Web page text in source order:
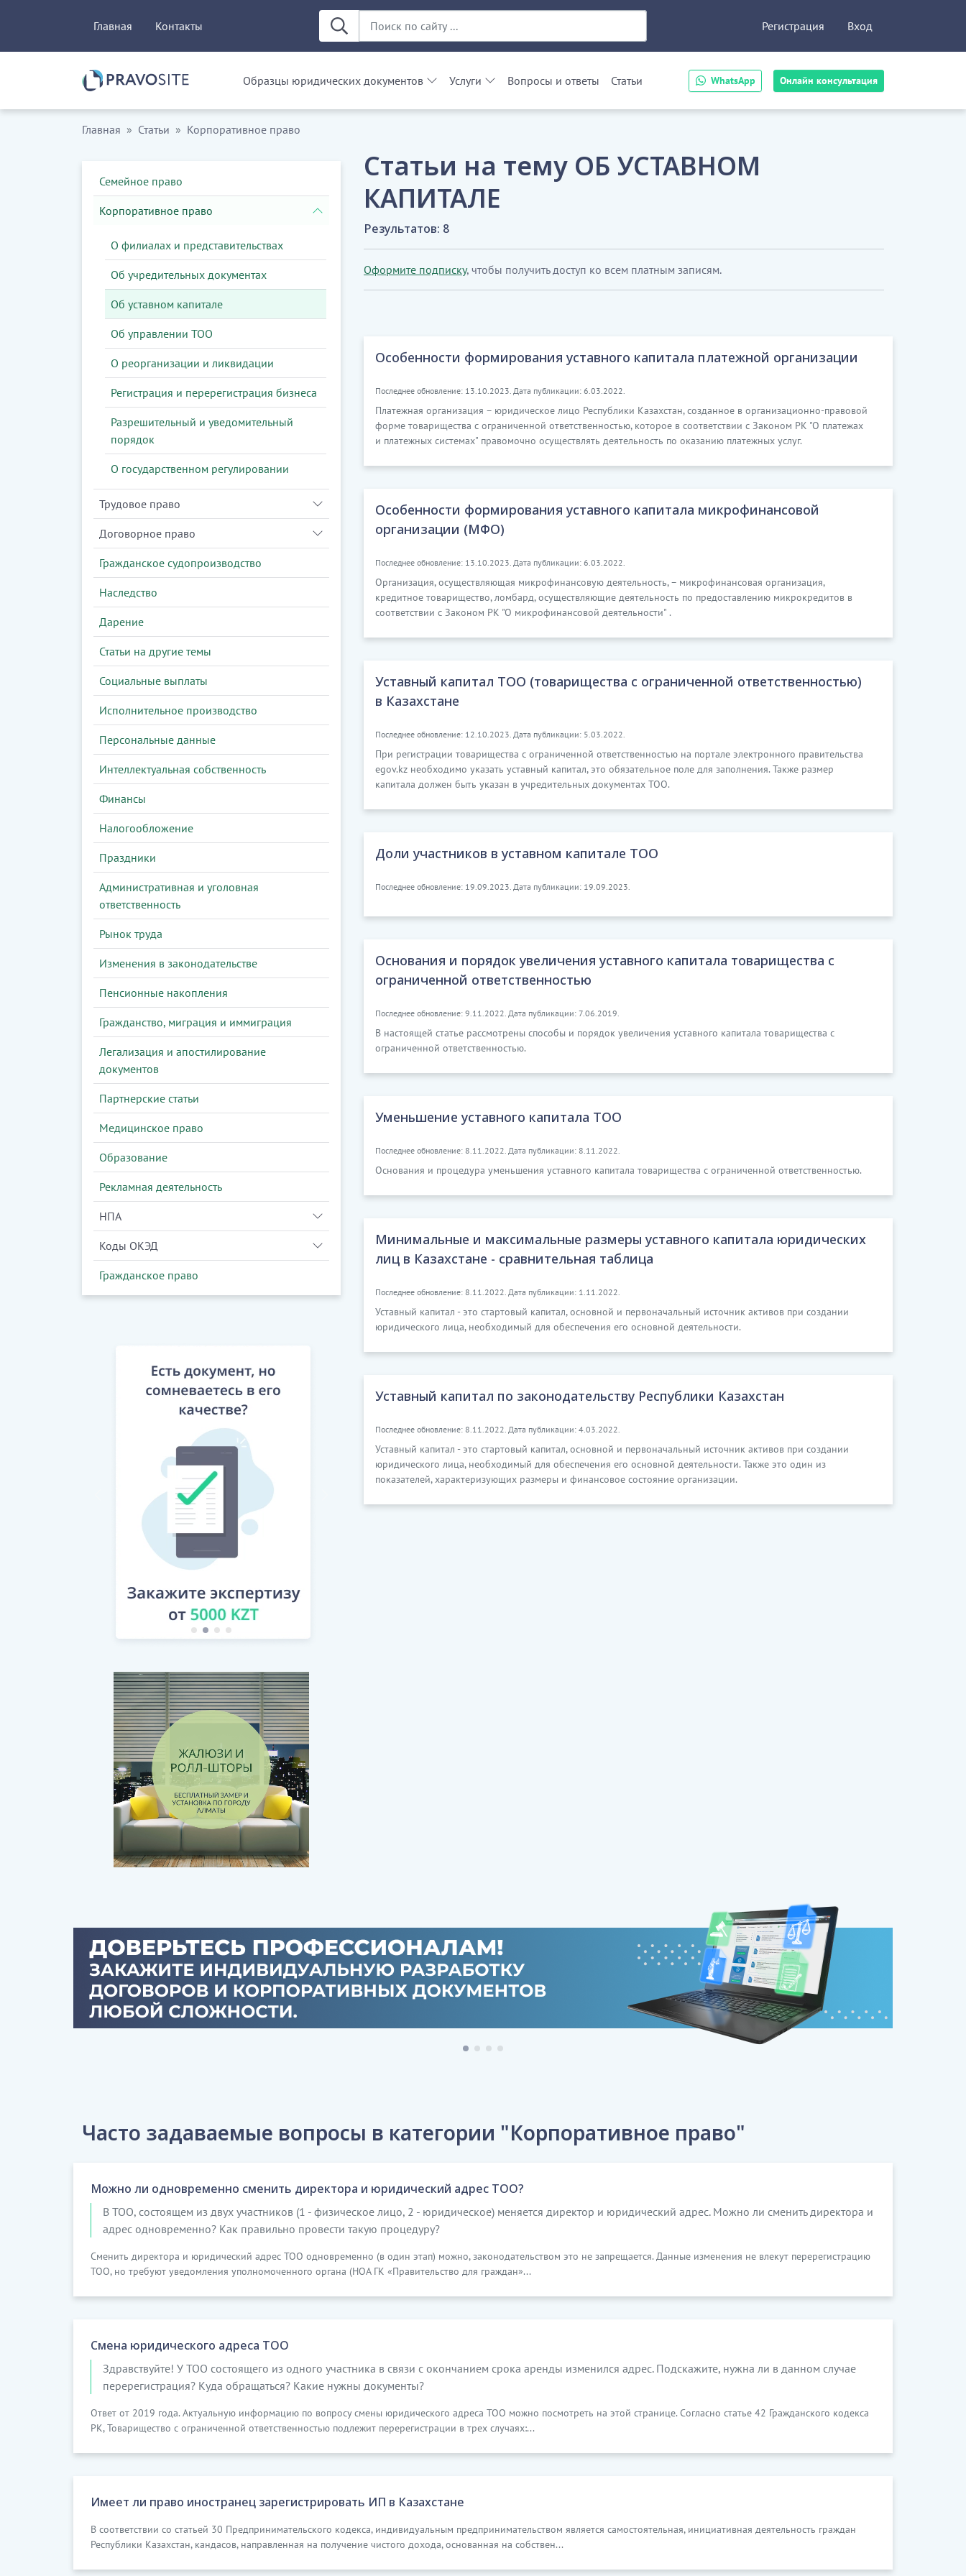
WhatsApp Онлайн консультация
Главная Контакты Регистрация Вход
Образцы юридических документов Услуги Вопросы и ответы Статьи
Главная Статьи Корпоративное право
Семейное право
Корпоративное право
О филиалах и представительствах
Об учредительных документах
Об уставном капитале
Об управлении ТОО
О реорганизации и ликвидации
Регистрация и перерегистрация бизнеса
Разрешительный и уведомительный
порядок
О государственном регулировании
Трудовое право
Договорное право
Гражданское судопроизводство
Наследство
Дарение
Статьи на другие темы
Социальные выплаты
Исполнительное производство
Персональные данные
Интеллектуальная собственность
Финансы
Налогообложение
Праздники
Административная и уголовная
ответственность
Рынок труда
Изменения в законодательстве
Пенсионные накопления
Гражданство, миграция и иммиграция
Легализация и апостилирование
документов
Партнерские статьи
Медицинское право
Образование
Рекламная деятельность
НПА
Коды ОКЭД
Гражданское право
Статьи на тему ОБ УСТАВНОМ
КАПИТАЛЕ
Результатов: 8
Оформите подписку, чтобы получить доступ ко всем платным записям.
Особенности формирования уставного капитала платежной организации
Последнее обновление: 13.10.2023. Дата публикации: 6.03.2022.
Платежная организация – юридическое лицо Республики Казахстан, созданное в организационно-правовой
форме товарищества с ограниченной ответственностью, которое в соответствии с Законом РК "О платежах
и платежных системах" правомочно осуществлять деятельность по оказанию платежных услуг.
Особенности формирования уставного капитала микрофинансовой
организации (МФО)
Последнее обновление: 13.10.2023. Дата публикации: 6.03.2022.
Организация, осуществляющая микрофинансовую деятельность, – микрофинансовая организация,
кредитное товарищество, ломбард, осуществляющие деятельность по предоставлению микрокредитов в
соответствии с Законом РК "О микрофинансовой деятельности" .
Уставный капитал ТОО (товарищества с ограниченной ответственностью)
в Казахстане
Последнее обновление: 12.10.2023. Дата публикации: 5.03.2022.
При регистрации товарищества с ограниченной ответственностью на портале электронного правительства
egov.kz необходимо указать уставный капитал, это обязательное поле для заполнения. Также размер
капитала должен быть указан в учредительных документах ТОО.
Доли участников в уставном капитале ТОО
Последнее обновление: 19.09.2023. Дата публикации: 19.09.2023.
Основания и порядок увеличения уставного капитала товарищества с
ограниченной ответственностью
Последнее обновление: 9.11.2022. Дата публикации: 7.06.2019.
В настоящей статье рассмотрены способы и порядок увеличения уставного капитала товарищества с
ограниченной ответственностью.
Уменьшение уставного капитала ТОО
Последнее обновление: 8.11.2022. Дата публикации: 8.11.2022.
Основания и процедура уменьшения уставного капитала товарищества с ограниченной ответственностью.
Минимальные и максимальные размеры уставного капитала юридических
лиц в Казахстане - сравнительная таблица
Последнее обновление: 8.11.2022. Дата публикации: 1.11.2022.
Уставный капитал - это стартовый капитал, основной и первоначальный источник активов при создании
юридического лица, необходимый для обеспечения его основной деятельности.
Уставный капитал по законодательству Республики Казахстан
Последнее обновление: 8.11.2022. Дата публикации: 4.03.2022.
Уставный капитал - это стартовый капитал, основной и первоначальный источник активов при создании
юридического лица, необходимый для обеспечения его основной деятельности. Также это один из
показателей, характеризующих размеры и финансовое состояние организации.
Часто задаваемые вопросы в категории "Корпоративное право"
Можно ли одновременно сменить директора и юридический адрес ТОО?
В ТОО, состоящем из двух участников (1 - физическое лицо, 2 - юридическое) меняется директор и юридический адрес. Можно ли сменить директора и
адрес одновременно? Как правильно провести такую процедуру?
Сменить директора и юридический адрес ТОО одновременно (в один этап) можно, законодательством это не запрещается. Данные изменения не влекут перерегистрацию
ТОО, но требуют уведомления уполномоченного органа (НОА ГК «Правительство для граждан»...
Смена юридического адреса ТОО
Здравствуйте! У ТОО состоящего из одного участника в связи с окончанием срока аренды изменился адрес. Подскажите, нужна ли в данном случае
перерегистрация? Куда обращаться? Какие нужны документы?
Ответ от 2019 года. Актуальную информацию по вопросу смены юридического адреса ТОО можно посмотреть на этой странице. Согласно статье 42 Гражданского кодекса
РК, Товарищество с ограниченной ответственностью подлежит перерегистрации в трех случаях:...
Имеет ли право иностранец зарегистрировать ИП в Казахстане
В соответствии со статьей 30 Предпринимательского кодекса, индивидуальным предпринимательством является самостоятельная, инициативная деятельность граждан
Республики Казахстан, кандасов, направленная на получение чистого дохода, основанная на собствен...